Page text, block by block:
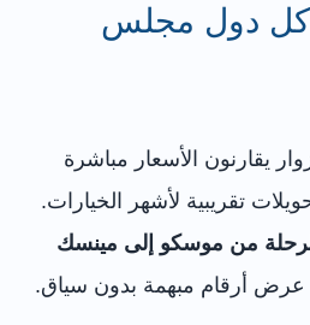
كل دول مجلس
يقارنون الأسعار مباشرة
تقريبية لأشهر الخيارات.
من موسكو إلى مينسك
عرض أرقام مبهمة بدون سياق.